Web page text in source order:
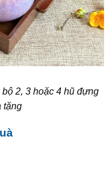
2, 3 hoặc 4 hũ đựng
tặng